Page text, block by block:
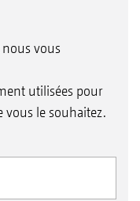
nous vous
utilisées pour
vous le souhaitez.